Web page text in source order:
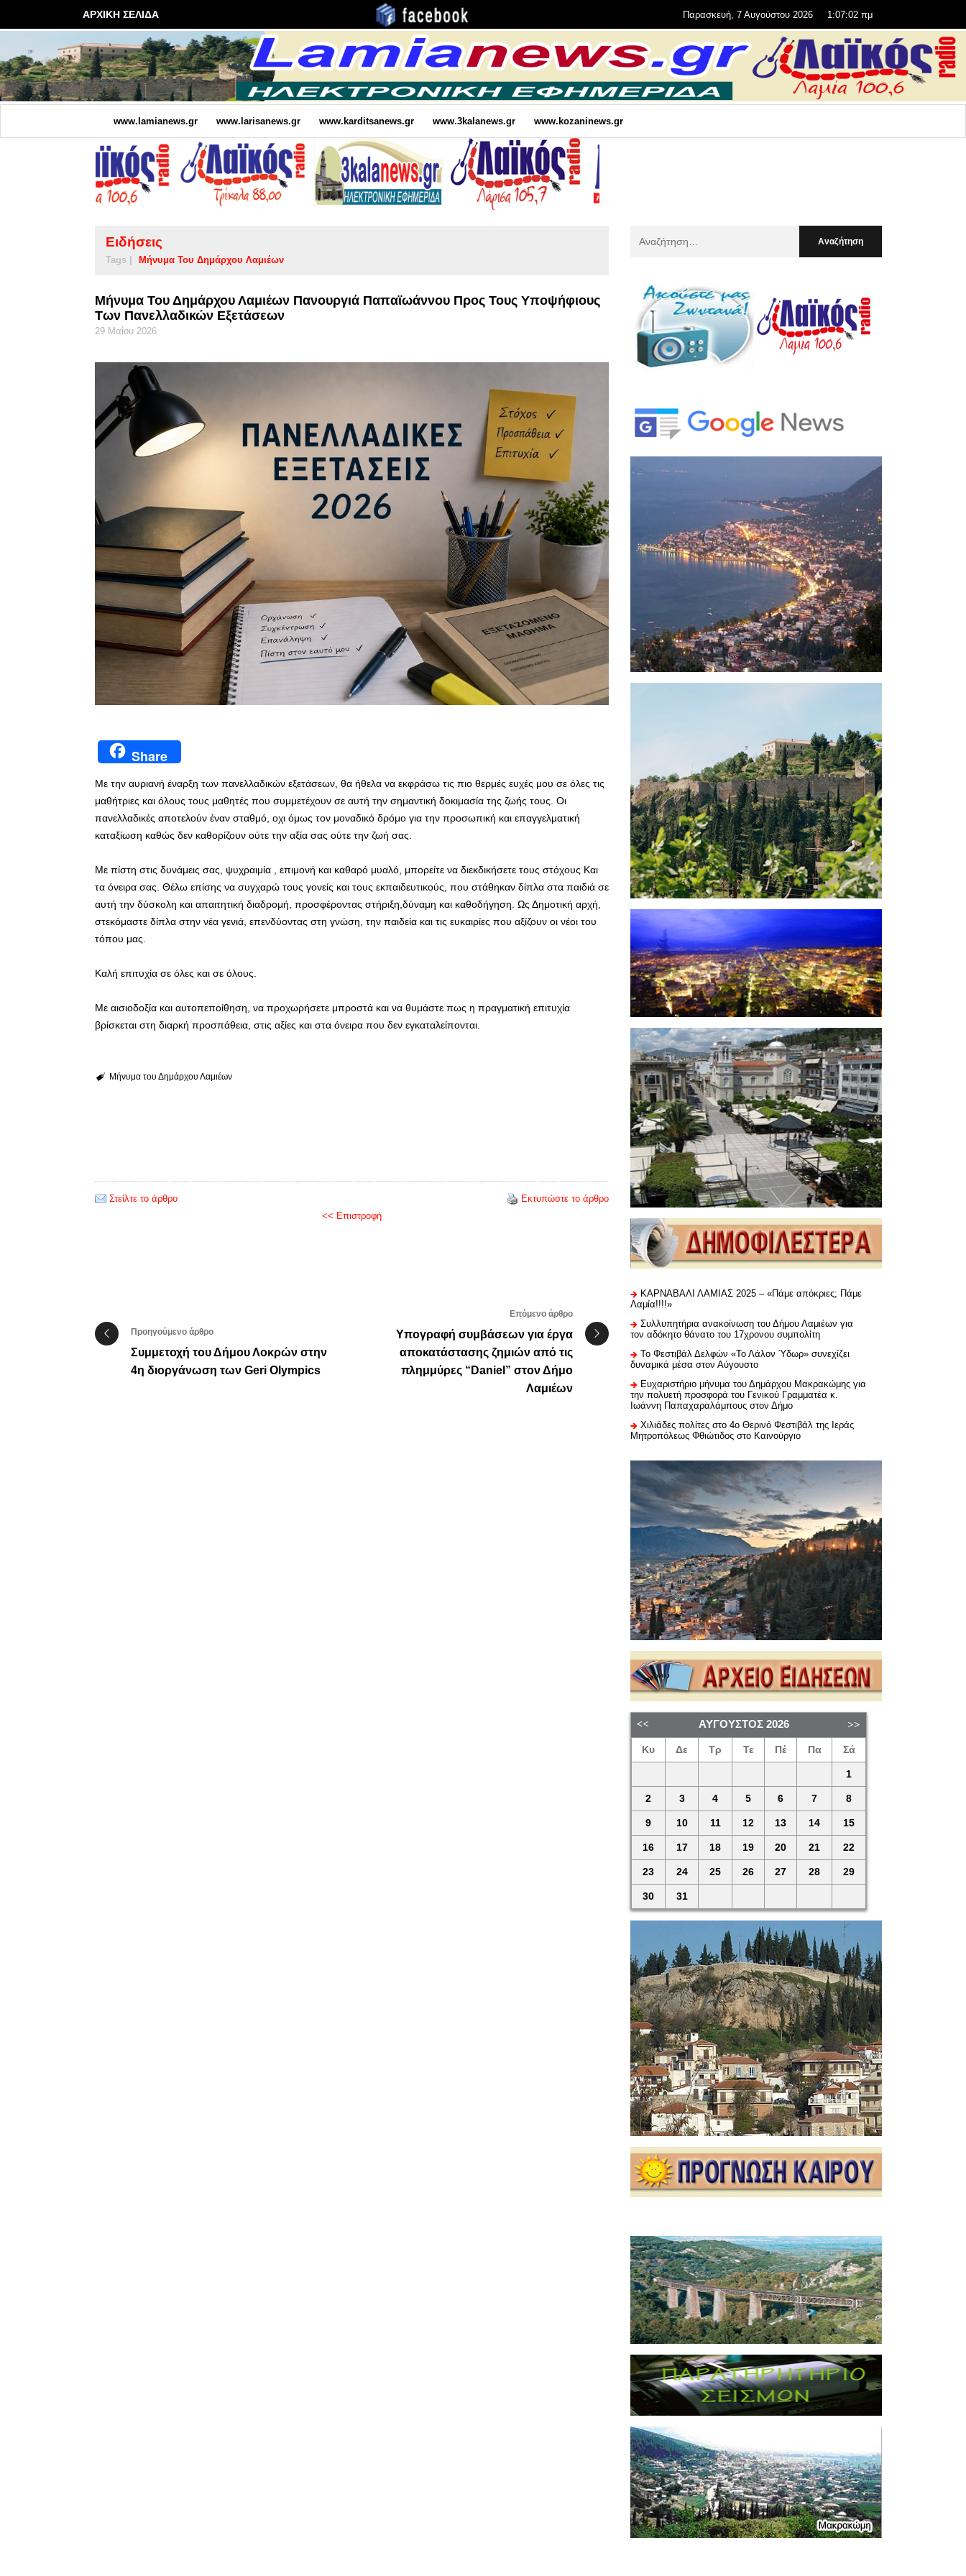
ΑΡΧΙΚΗ ΣΕΛΙΔΑ Παρασκευή, 7 Αυγούστου 2026 1:07:03 πμ
www.lamianews.gr www.larisanews.gr www.karditsanews.gr www.3kalanews.gr www.kozaninews.gr
Ειδήσεις
Tags | Μήνυμα Του Δημάρχου Λαμιέων
Μήνυμα Του Δημάρχου Λαμιέων Πανουργιά Παπαϊωάννου Προς Τους Υποψήφιους
Των Πανελλαδικών Εξετάσεων
29 Μαΐου 2026
Share
Με την αυριανή έναρξη των πανελλαδικών εξετάσεων, θα ήθελα να εκφράσω τις πιο θερμές ευχές μου σε όλες τις
μαθήτριες και όλους τους μαθητές που συμμετέχουν σε αυτή την σημαντική δοκιμασία της ζωής τους. Οι
πανελλαδικές αποτελούν έναν σταθμό, οχι όμως τον μοναδικό δρόμο για την προσωπική και επαγγελματική
καταξίωση καθώς δεν καθορίζουν ούτε την αξία σας ούτε την ζωή σας.
Με πίστη στις δυνάμεις σας, ψυχραιμία , επιμονή και καθαρό μυαλό, μπορείτε να διεκδικήσετε τους στόχους Και
τα όνειρα σας. Θέλω επίσης να συγχαρώ τους γονείς και τους εκπαιδευτικούς, που στάθηκαν δίπλα στα παιδιά σε
αυτή την δύσκολη και απαιτητική διαδρομή, προσφέροντας στήριξη,δύναμη και καθοδήγηση. Ως Δημοτική αρχή,
στεκόμαστε δίπλα στην νέα γενιά, επενδύοντας στη γνώση, την παιδεία και τις ευκαιρίες που αξίζουν οι νέοι του
τόπου μας.
Καλή επιτυχία σε όλες και σε όλους.
Με αισιοδοξία και αυτοπεποίθηση, να προχωρήσετε μπροστά και να θυμάστε πως η πραγματική επιτυχία
βρίσκεται στη διαρκή προσπάθεια, στις αξίες και στα όνειρα που δεν εγκαταλείπονται.
Μήνυμα του Δημάρχου Λαμιέων
Στείλτε το άρθρο
Εκτυπώστε το άρθρο
<< Επιστροφή
Προηγούμενο άρθρο
Συμμετοχή του Δήμου Λοκρών στην
4η διοργάνωση των Geri Olympics
Επόμενο άρθρο
Υπογραφή συμβάσεων για έργα
αποκατάστασης ζημιών από τις
πλημμύρες “Daniel” στον Δήμο
Λαμιέων
ΚΑΡΝΑΒΑΛΙ ΛΑΜΙΑΣ 2025 – «Πάμε απόκριες; Πάμε
Λαμία!!!!»
Συλλυπητήρια ανακοίνωση του Δήμου Λαμιέων για
τον αδόκητο θάνατο του 17χρονου συμπολίτη
Το Φεστιβάλ Δελφών «Το Λάλον Ύδωρ» συνεχίζει
δυναμικά μέσα στον Αύγουστο
Ευχαριστήριo μήνυμα του Δημάρχου Μακρακώμης για
την πολυετή προσφορά του Γενικού Γραμματέα κ.
Ιωάννη Παπαχαραλάμπους στον Δήμο
Χιλιάδες πολίτες στο 4ο Θερινό Φεστιβάλ της Ιεράς
Μητροπόλεως Φθιώτιδος στο Καινούργιο
ΑΎΓΟΥΣΤΟΣ 2026
Κυ Δε Τρ Τε Πέ Πα Σά
1
2 3 4 5 6 7 8
9 10 11 12 13 14 15
16 17 18 19 20 21 22
23 24 25 26 27 28 29
30 31